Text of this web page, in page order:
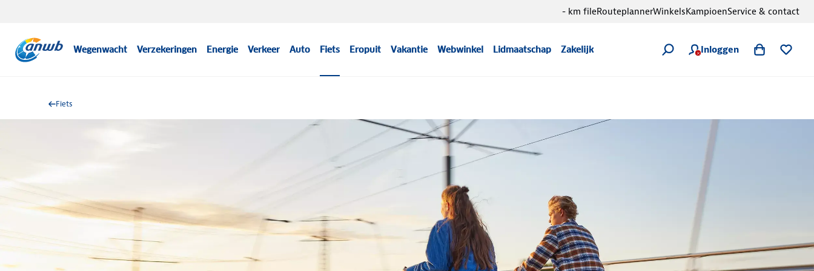
Wegenwacht Verzekeringen Energie Verkeer Auto Fiets Eropuit Vakantie Webwinkel Lidmaatschap Zakelijk Inloggen
- km fileRouteplannerWinkelsKampioenService & contact
Fiets